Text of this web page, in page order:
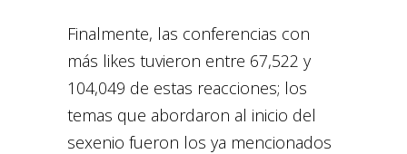
Finalmente, las conferencias con
más likes tuvieron entre 67,522 y
104,049 de estas reacciones; los
temas que abordaron al inicio del
sexenio fueron los ya mencionados